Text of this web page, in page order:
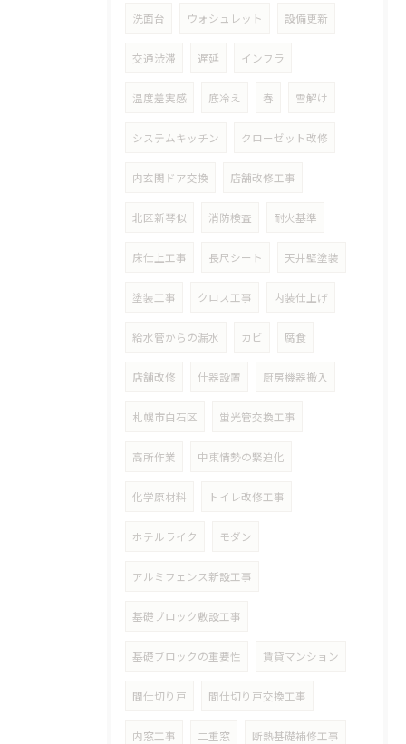
洗面台 ウォシュレット 設備更新
交通渋滞 遅延 インフラ
温度差実感 底冷え 春 雪解け
システムキッチン クローゼット改修
内玄関ドア交換 店舗改修工事
北区新琴似 消防検査 耐火基準
床仕上工事 長尺シート 天井壁塗装
塗装工事 クロス工事 内装仕上げ
給水管からの漏水 カビ 腐食
店舗改修 什器設置 厨房機器搬入
札幌市白石区 蛍光管交換工事
高所作業 中東情勢の緊迫化
化学原材料 トイレ改修工事
ホテルライク モダン
アルミフェンス新設工事
基礎ブロック敷設工事
基礎ブロックの重要性 賃貸マンション
間仕切り戸 間仕切り戸交換工事
内窓工事 二重窓 断熱基礎補修工事